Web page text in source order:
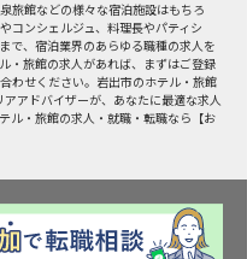
旅館などの様々な宿泊施設はもちろ
コンシェルジュ、料理長やパティシ
で、宿泊業界のあらゆる職種の求人を
・旅館の求人があれば、まずはご登録
わせください。岩出市のホテル・旅館
アドバイザーが、あなたに最適な求人
ル・旅館の求人・就職・転職なら【お